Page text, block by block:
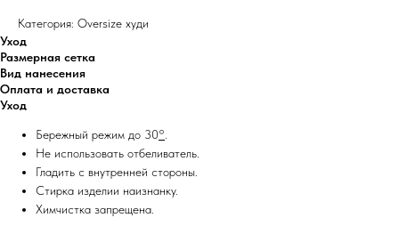
Категория: Oversize худи
Уход
Размерная сетка
Вид нанесения
Оплата и доставка
Уход
Бережный режим до 30°
Не использовать отбеливатель.
Гладить с внутренней стороны.
Стирка изделии наизнанку.
Химчистка запрещена.